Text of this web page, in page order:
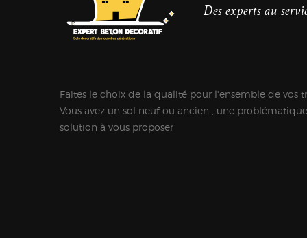
Des experts au
Faites le choix de la qualité pour l'ensemble de vos
Vous avez un sol neuf ou ancien , une
solution à vous proposer